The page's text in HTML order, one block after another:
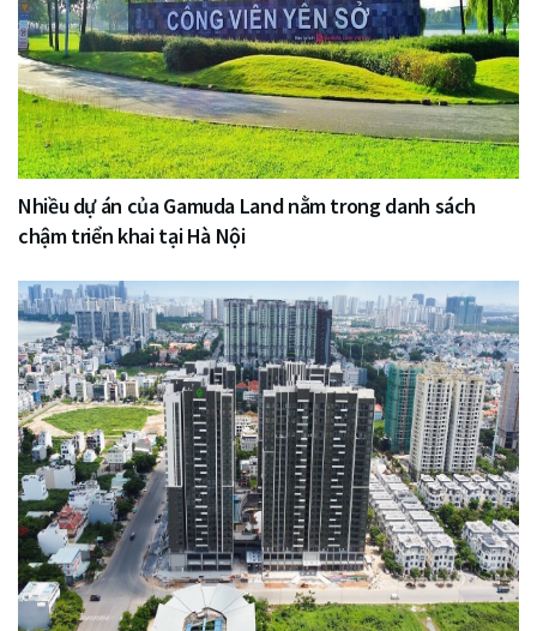
Nhiều dự án của Gamuda Land nằm trong danh sách
chậm triển khai tại Hà Nội